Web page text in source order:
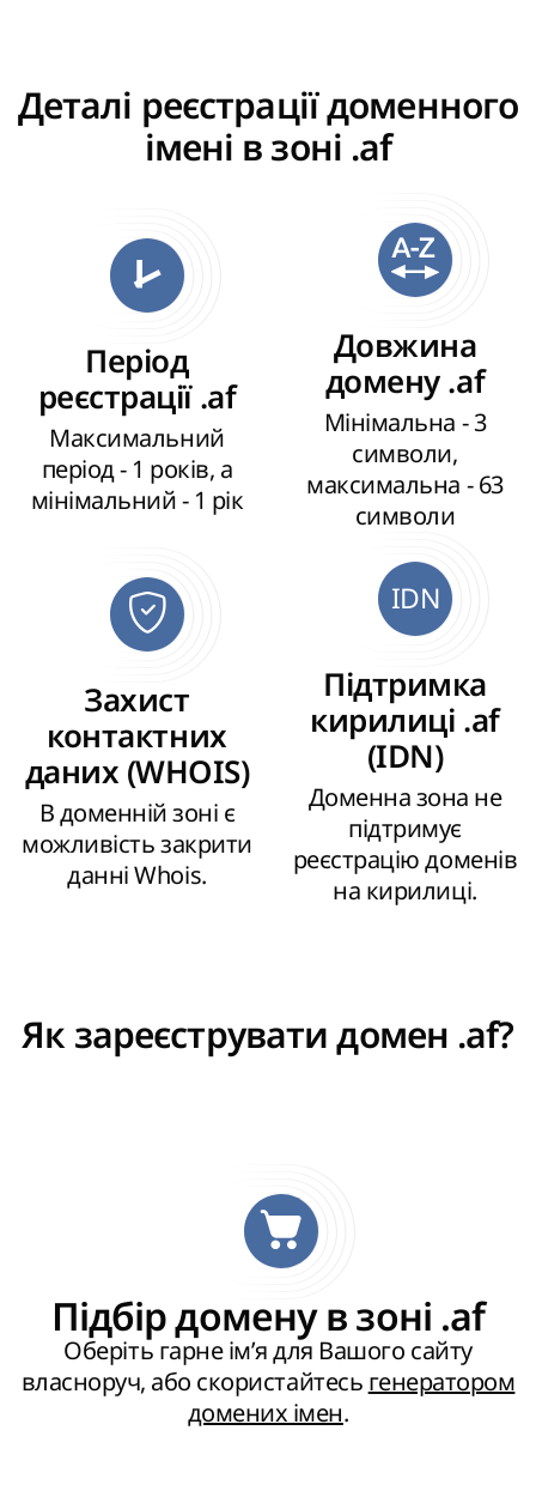
Деталі реєстрації доменного
імені в зоні .af
Період
реєстрації .af
Максимальний
період - 1 років, а
мінімальний - 1 рік
Довжина
домену .af
Мінімальна - 3
символи,
максимальна - 63
символи
Захист
контактних
даних (WHOIS)
В доменній зоні є
можливість закрити
данні Whois.
IDN
Підтримка
кирилиці .af
(IDN)
Доменна зона не
підтримує
реєстрацію доменів
на кирилиці.
Як зареєструвати домен .af?
Підбір домену в зоні .af
Оберіть гарне ім’я для Вашого сайту
власноруч, або скористайтесь генератором
домених імен.